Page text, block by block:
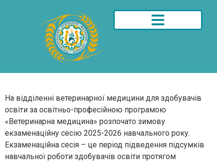
На відділенні ветеринарної медицини для здобувачів
освіти за освітньо-професійною програмою
«Ветеринарна медицина» розпочато зимову
екзаменаційну сесію 2025-2026 навчального року.
Екзаменаційна сесія – це період підведення підсумків
навчальної роботи здобувачів освіти протягом